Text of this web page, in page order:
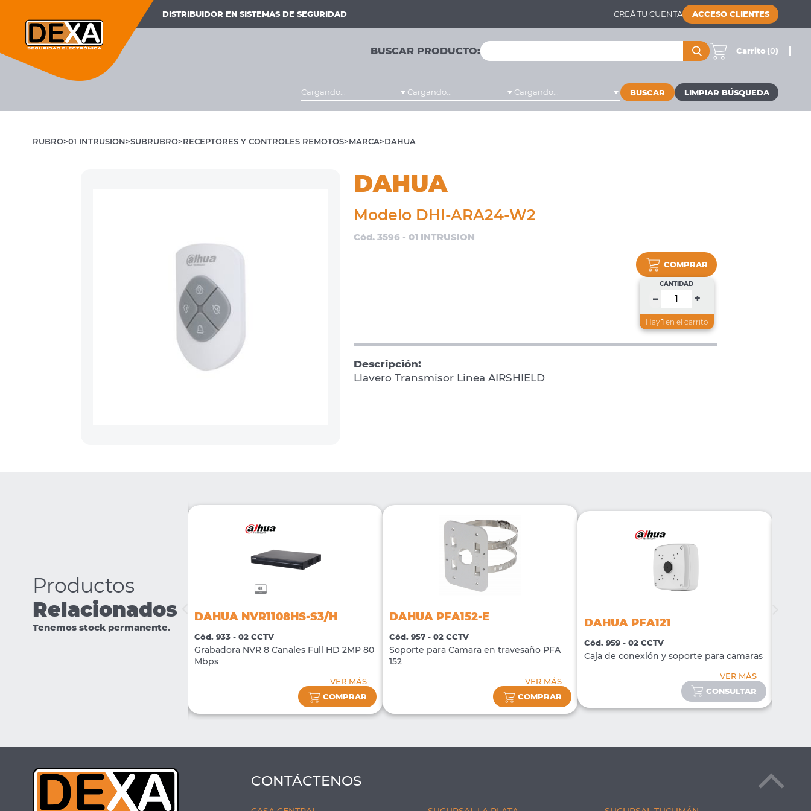
DISTRIBUIDOR EN SISTEMAS DE SEGURIDAD CREÁ TU CUENTA ACCESO CLIENTES
BUSCAR PRODUCTO: Carrito (0)
Cargando... Cargando... Cargando... BUSCAR
RUBRO 01 INTRUSION SUBRUBRO RECEPTORES Y CONTROLES REMOTOS MARCA DAHUA
DAHUA
Modelo DHI-ARA24-W2
Cód. 3596 - 01 INTRUSION
COMPRAR
CANTIDAD
– +
Hay 1en el carrito
Descripción:
Llavero Transmisor Linea AIRSHIELD
Productos
Relacionados
Tenemos stock permanente.
IPC-HFW1239S1P-LED-
S5
DAHUA NVR1108HS-S3/H
Cód. 933 - 02 CCTV
Grabadora NVR 8 Canales Full HD 2MP 80
Mbps
VER MÁS
COMPRAR
DAHUA PFA152-E
Cód. 957 - 02 CCTV
Soporte para Camara en travesaño PFA
152
VER MÁS
COMPRAR
DAHUA PFA121
Cód. 959 - 02 CCTV
Caja de conexión y soporte para camaras
VER MÁS
CONSULTAR
CONTÁCTENOS